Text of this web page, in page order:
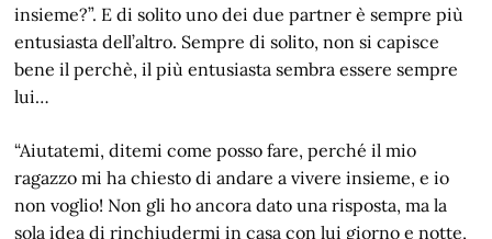
insieme?”. E di solito uno dei due partner è sempre più
entusiasta dell’altro. Sempre di solito, non si capisce
bene il perchè, il più entusiasta sembra essere sempre
lui…
“Aiutatemi, ditemi come posso fare, perché il mio
ragazzo mi ha chiesto di andare a vivere insieme, e io
non voglio! Non gli ho ancora dato una risposta, ma la
sola idea di rinchiudermi in casa con lui giorno e notte,